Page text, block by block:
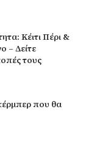
Κέιτι Πέρι &
– Δείτε
τους
που θα